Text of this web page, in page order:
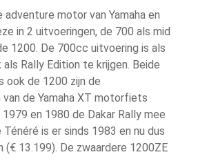
adventure motor van Yamaha en
in 2 uitvoeringen, de 700 als mid
1200. De 700cc uitvoering is als
Rally Edition te krijgen. Beide
ook de 1200 zijn de
de Yamaha XT motorfiets
1979 en 1980 de Dakar Rally mee
is er sinds 1983 en nu dus
(€ 13.199). De zwaardere 1200ZE